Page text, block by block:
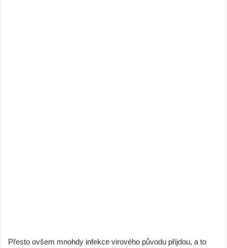
Přesto ovšem mnohdy infekce virového původu přijdou, a to